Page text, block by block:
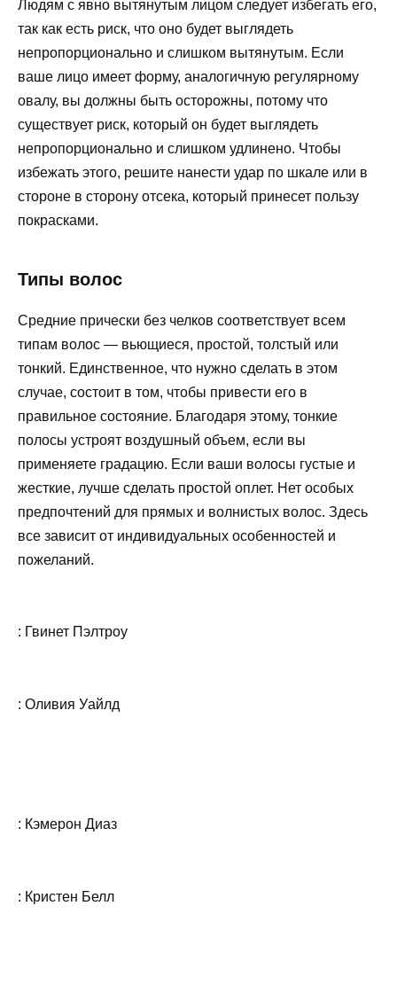
Людям с явно вытянутым лицом следует избегать его,
так как есть риск, что оно будет выглядеть
непропорционально и слишком вытянутым. Если
ваше лицо имеет форму, аналогичную регулярному
овалу, вы должны быть осторожны, потому что
существует риск, который он будет выглядеть
непропорционально и слишком удлинено. Чтобы
избежать этого, решите нанести удар по шкале или в
стороне в сторону отсека, который принесет пользу
покрасками.
Типы волос
Средние прически без челков соответствует всем
типам волос — вьющиеся, простой, толстый или
тонкий. Единственное, что нужно сделать в этом
случае, состоит в том, чтобы привести его в
правильное состояние. Благодаря этому, тонкие
полосы устроят воздушный объем, если вы
применяете градацию. Если ваши волосы густые и
жесткие, лучше сделать простой оплет. Нет особых
предпочтений для прямых и волнистых волос. Здесь
все зависит от индивидуальных особенностей и
пожеланий.
: Гвинет Пэлтроу
: Оливия Уайлд
: Кэмерон Диаз
: Кристен Белл